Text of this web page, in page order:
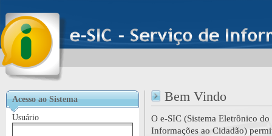
Acesso ao Sistema
Usuário
Bem Vindo
O e-SIC (Sistema Eletrônico
Informações ao Cidadão)